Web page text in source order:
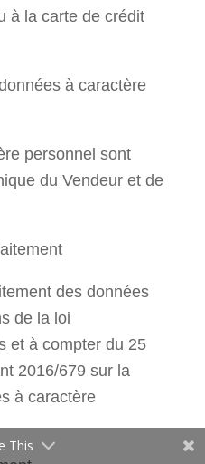
à la carte de crédit
à caractère
personnel sont
du Vendeur et de
des données
de la loi
et à compter du 25
2016/679 sur la
à caractère
This